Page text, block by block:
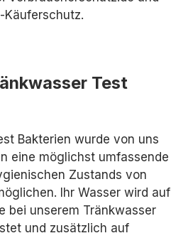
Käuferschutz.
Test
Bakterien wurde von uns
eine möglichst umfassende
Zustands von
Ihr Wasser wird auf
bei unserem Tränkwasser
und zusätzlich auf